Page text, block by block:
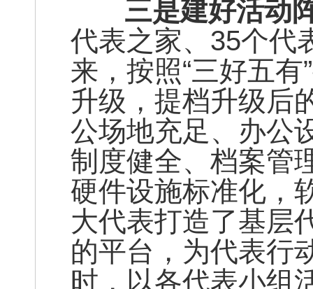
三是建好活动
代表之家、35个代
来，按照“三好五
升级，提档升级后
公场地充足、办公
制度健全、档案管
硬件设施标准化，
大代表打造了基层
的平台，为代表行
时，以各代表小组